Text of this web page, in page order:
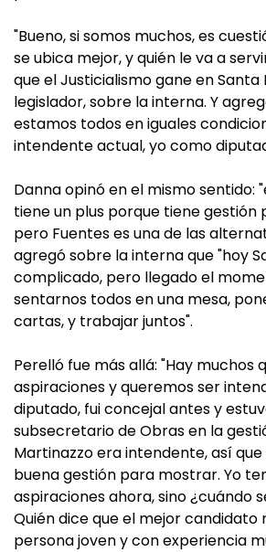
"Bueno, si somos muchos, es
se ubica mejor, y quién le va a
que el Justicialismo gane en Santa
legislador, sobre la interna. Y
estamos todos en iguales
intendente actual, yo como
Danna opinó en el mismo sentido:
tiene un plus porque tiene gestión
pero Fuentes es una de las
agregó sobre la interna que "hoy
complicado, pero llegado el
sentarnos todos en una mesa,
cartas, y trabajar juntos".
Perelló fue más allá: "Hay muchos
aspiraciones y queremos ser
diputado, fui concejal antes y
subsecretario de Obras en la
Martinazzo era intendente, así
buena gestión para mostrar. Yo
aspiraciones ahora, sino ¿cuándo
Quién dice que el mejor candidato
persona joven y con experiencia